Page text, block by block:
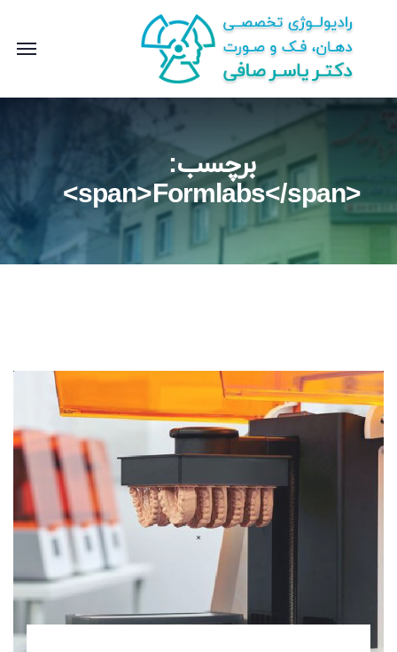
برچسب:
<span>Formlabs</span>